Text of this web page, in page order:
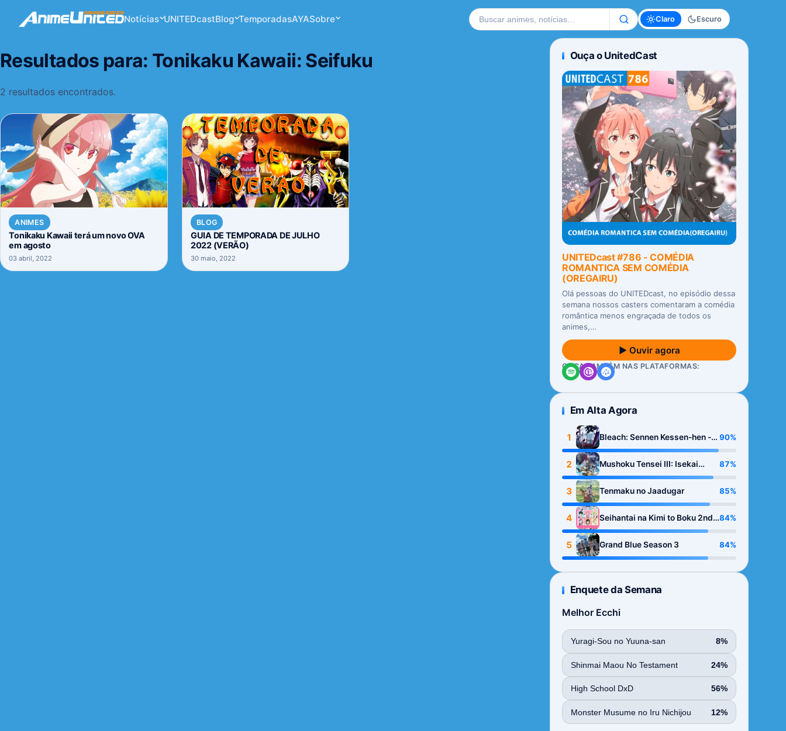
Notícias UNITEDcastBlog TemporadasAYASobre Buscar no site Claro Escuro
Resultados para: Tonikaku Kawaii: Seifuku
2 resultados encontrados.
ANIMES
Tonikaku Kawaii terá um novo OVA
em agosto
03 abril, 2022
BLOG
GUIA DE TEMPORADA DE JULHO
2022 (VERÃO)
30 maio, 2022
Ouça o UnitedCast
UNITEDcast #786 - COMÉDIA
ROMANTICA SEM COMÉDIA
(OREGAIRU)
Olá pessoas do UNITEDcast, no episódio dessa
semana nossos casters comentaram a comédia
romântica menos engraçada de todos os
animes,…
▶ Ouvir agora
OUÇA TAMBÉM NAS PLATAFORMAS:
Em Alta Agora
1
Bleach: Sennen Kessen-hen -
Kashin-tan
90%
2
Mushoku Tensei III: Isekai
Ittara Honki Dasu
87%
3 Tenmaku no Jaadugar 85%
4
Seihantai na Kimi to Boku 2nd
Season
84%
5 Grand Blue Season 3 84%
Enquete da Semana
Melhor Ecchi
Yuragi-Sou no Yuuna-san 8%
Shinmai Maou No Testament 24%
High School DxD 56%
Monster Musume no Iru Nichijou 12%